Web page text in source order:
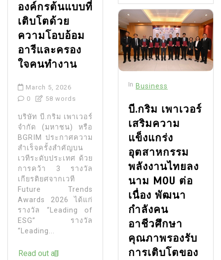
องค์กรต้นแบบที่
เติบโตด้วย
ความโอบอ้อม
อารีและครอง
ใจคนทำงาน
March 5, 2026
0
58 words
บริษัท บี.กริม เพาเวอร์
จำกัด (มหาชน) หรือ
BGRIM ประกาศความ
สำเร็จครั้งสำคัญบน
เวทีระดับประเทศ ด้วย
การคว้า 3 รางวัล
เกียรติยศจากเวที
Future Trends
Awards 2026 ได้แก่
รางวัล “Leading of
ESG” รางวัล
“Leading...
Read out all
In Business
บี.กริม เพาเวอร์
เสริมความ
แข็งแกร่ง
อุตสาหกรรม
พลังงานไทยลง
นาม MOU ต่อ
เนื่อง พัฒนา
กำลังคน
อาชีวศึกษา
คุณภาพรองรับ
การเติบโตของ